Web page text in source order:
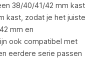
38/40/41/42 mm kast
kast, zodat je het juiste
mm en
ook compatibel met
eerdere serie passen